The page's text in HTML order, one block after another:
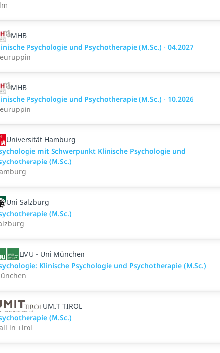
MHB
Psychologie und Psychotherapie (M.Sc.) - 04.2027
MHB
Psychologie und Psychotherapie (M.Sc.) - 10.2026
Universität Hamburg
mit Schwerpunkt Klinische Psychologie und
(M.Sc.)
Uni Salzburg
(M.Sc.)
LMU - Uni München
Klinische Psychologie und Psychotherapie (M.Sc.)
UMIT TIROL
(M.Sc.)
in Tirol